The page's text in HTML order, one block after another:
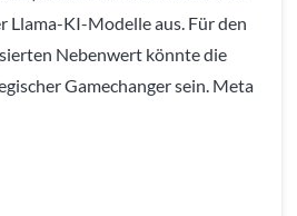
Llama-KI-Modelle aus. Für den
Nebenwert könnte die
Gamechanger sein. Meta